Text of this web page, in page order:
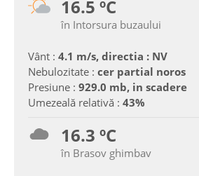
16.5 ºC
în Intorsura buzaului
Vânt : 4.1 m/s, directia : NV
Nebulozitate : cer partial noros
Presiune : 929.0 mb, in scadere
Umezeală relativă : 43%
16.3 ºC
în Brasov ghimbav